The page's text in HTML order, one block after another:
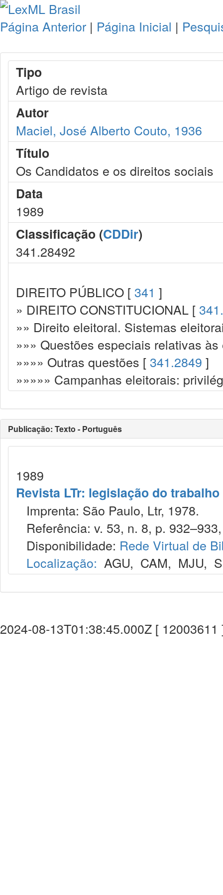
Página Anterior | Página Inicial |
Tipo
Artigo de revista
Autor
Maciel, José Alberto Couto, 1936
Título
Os Candidatos e os direitos sociais
Data
1989
Classificação (CDDir)
341.28492
DIREITO PÚBLICO [ 341 ]
» DIREITO CONSTITUCIONAL [
»» Direito eleitoral. Sistemas
»»» Questões especiais relativas
»»»» Outras questões [ 341.2849 ]
»»»»» Campanhas eleitorais:
Publicação: Texto - Português
1989
Revista LTr: legislação do trabalho
Imprenta: São Paulo, Ltr, 1978.
Referência: v. 53, n. 8, p.
Disponibilidade: Rede Virtual de
Localização: AGU, CAM, MJU,
2024-08-13T01:38:45.000Z [ 12003611